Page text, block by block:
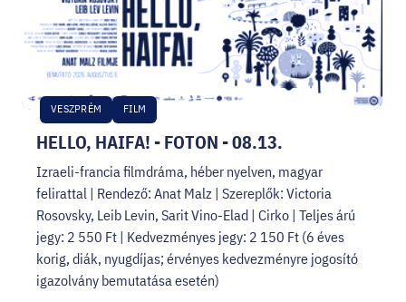
HELLO, HAIFA! - FOTON - 08.13.
VESZPRÉM FILM
Izraeli-francia filmdráma, héber nyelven, magyar
felirattal | Rendező: Anat Malz | Szereplők: Victoria
Rosovsky, Leib Levin, Sarit Vino-Elad | Cirko | Teljes árú
jegy: 2 550 Ft | Kedvezményes jegy: 2 150 Ft (6 éves
korig, diák, nyugdíjas; érvényes kedvezményre jogosító
igazolvány bemutatása esetén)